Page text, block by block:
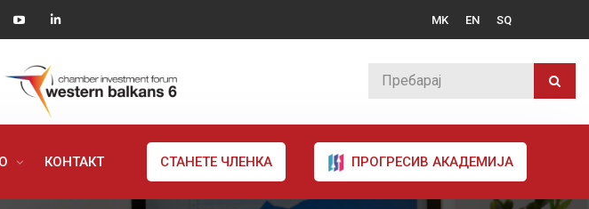
MK EN SQ
КОНТАКТ СТАНЕТЕ ЧЛЕНКА ПРОГРЕСИВ АКАДЕМИЈА